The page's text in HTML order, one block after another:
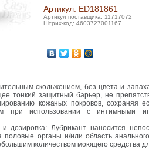
Артикул: ED181861
Артикул поставщика: 11717072
Штрих-код: 4603727001167
скольжением, без цвета и
тонкий защитный барьер, не
кожаных покровов, сохраняя
при использовании с интимными
дозировка: Лубрикант наносится
органы и/или область
количеством моющего средства